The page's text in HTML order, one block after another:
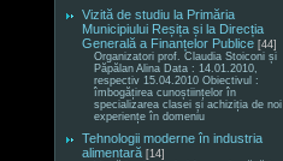
Vizită de studiu la Primăria
Municipiului Reșița și la Direcția
Generală a Finanțelor Publice [44]
Organizatori prof. Claudia Stoiconi și
Păpălan Alina Data : 14.01.2010,
respectiv 15.04.2010 Obiectivul :
îmbogățirea cunoștiințelor în
specializarea clasei și achiziția de noi
experiențe în domeniu
Tehnologii moderne în industria
alimentară [14]